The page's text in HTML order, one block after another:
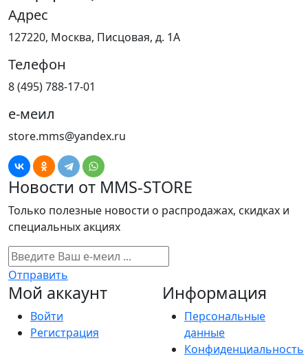
Адрес
127220, Москва, Писцовая, д. 1А
Телефон
8 (495) 788-17-01
е-меил
store.mms@yandex.ru
Новости от MMS-STORE
Только полезные новости о распродажах, скидках и
специальных акциях
Отправить
Мой аккаунт
Войти
Регистрация
Информация
Персональные
данные
Конфиденциальность